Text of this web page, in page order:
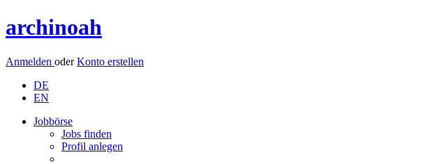
archinoah
Anmelden oderKonto erstellen
DE
EN
Jobbörse
Jobs finden
Profil anlegen